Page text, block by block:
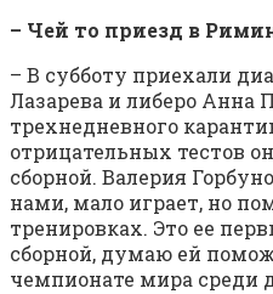
– Чей то приезд в
– В субботу приехали
Лазарева и либеро Анна
трехнедневного
отрицательных тестов
сборной. Валерия
нами, мало играет, но
тренировках. Это ее
сборной, думаю ей
чемпионате мира среди